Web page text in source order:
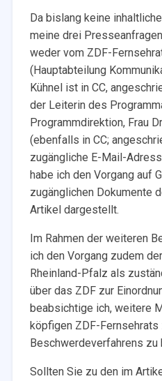
Da bislang keine
meine drei
weder vom ZDF-
(Hauptabteilung
Kühnel ist in CC,
der Leiterin des
Programmdirektion, Frau
(ebenfalls in CC;
zugängliche E-Mail-
habe ich den Vorgang auf
zugänglichen Dokumente
Artikel dargestellt.
Im Rahmen der weiteren
ich den Vorgang zudem
Rheinland-Pfalz als
über das ZDF zur
beabsichtige ich, weitere
köpfigen ZDF-
Beschwerdeverfahrens zu
Sollten Sie zu den im